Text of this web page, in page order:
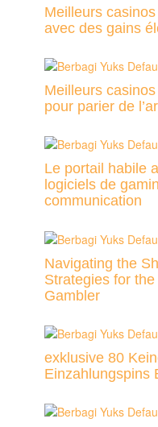
Meilleurs
avec des gains
Meilleurs
pour parier de
Le portail habile
logiciels de
communication
Navigating the
Strategies for
Gambler
exklusive 80
Einzahlungspins